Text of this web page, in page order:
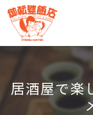
居酒屋で楽